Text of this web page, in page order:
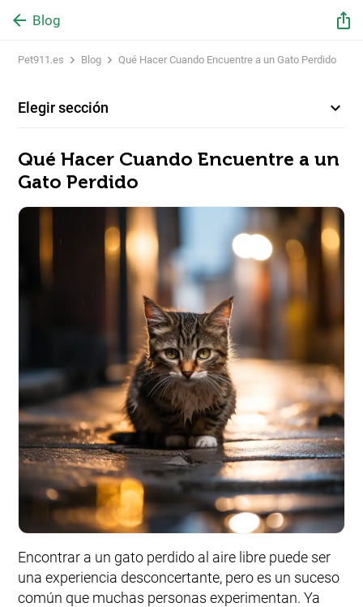
arrow_back Blog ios_share
Pet911.es Blog Qué Hacer Cuando Encuentre a un Gato Perdido
Elegir sección expand_more
Qué Hacer Cuando Encuentre a un
Gato Perdido
Encontrar a un gato perdido al aire libre puede ser
una experiencia desconcertante, pero es un suceso
común que muchas personas experimentan. Ya